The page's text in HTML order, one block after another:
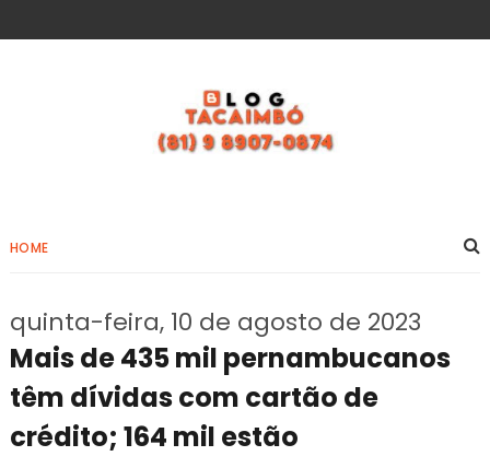
HOME
quinta-feira, 10 de agosto de 2023
Mais de 435 mil pernambucanos
têm dívidas com cartão de
crédito; 164 mil estão